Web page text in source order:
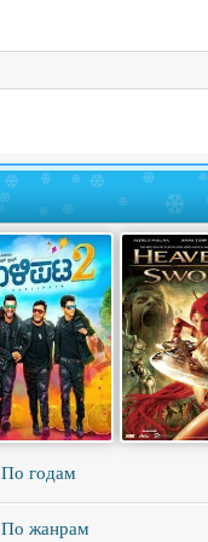
По годам
По жанрам